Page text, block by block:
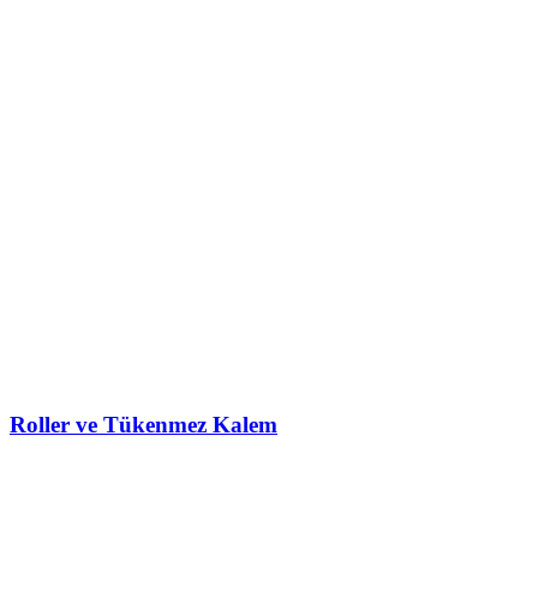
Roller ve Tükenmez Kalem